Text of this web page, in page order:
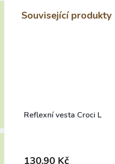
Související produkty
Reflexní vesta Croci L
130,90 Kč